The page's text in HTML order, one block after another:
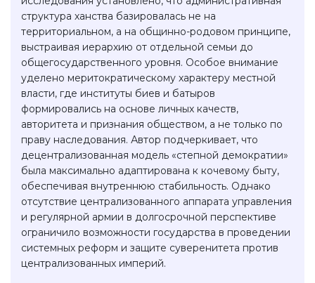
структура ханства базировалась не на
территориальном, а на общинно-родовом принципе,
выстраивая иерархию от отдельной семьи до
общегосударственного уровня. Особое внимание
уделено меритократическому характеру местной
власти, где институты биев и батыров
формировались на основе личных качеств,
авторитета и признания обществом, а не только по
праву наследования. Автор подчеркивает, что
децентрализованная модель «степной демократии»
была максимально адаптирована к кочевому быту,
обеспечивая внутреннюю стабильность. Однако
отсутствие централизованного аппарата управления
и регулярной армии в долгосрочной перспективе
ограничило возможности государства в проведении
системных реформ и защите суверенитета против
централизованных империй.